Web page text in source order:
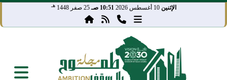
الإثنين 10 أغسطس 2026 10:51 صـ 25 صفر 1448 هـ